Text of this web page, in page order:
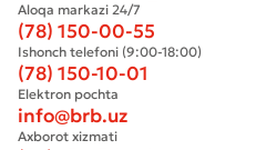
Aloqa markazi 24/7
(78) 150-00-55
Ishonch telefoni (9:00-18:00)
(78) 150-10-01
Elektron pochta
info@brb.uz
Axborot xizmati